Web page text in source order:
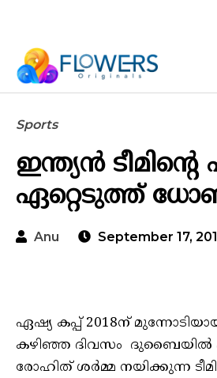
Sports
ഇന്ത്യൻ ടീമിന്റെ
ഏറ്റെടുത്ത്
Anu September 17,
ഏഷ്യ കപ്പ് 2018ന്
കഴിഞ്ഞ ദിവസം ദുബൈയിൽ
രോഹിത് ശർമ്മ നയിക്കുന്ന